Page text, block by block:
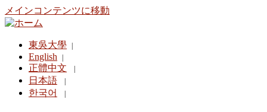
メインコンテンツに移動
東吳大學
English
正體中文
日本語
한국어